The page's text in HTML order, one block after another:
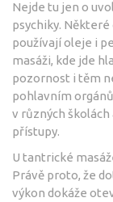
Nejde tu jen o
psychiky.
používají oleje i
masáži, kde jde
pozornost i těm
pohlavním
v různých
přístupy.
U tantrické
Právě proto, že
výkon dokáže